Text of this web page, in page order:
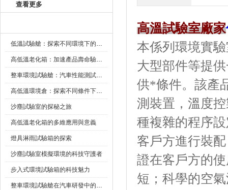
查看更多
低溫試驗艙：探索不同環境下的科技邊界
高低溫老化箱：加速產品壽命驗證的可靠夥伴
整車環境試驗艙：汽車性能測試的設備
高低溫環境倉：探索不同條件下的科學奧秘
沙塵試驗室的探秘之旅
高低溫老化箱的多維應用與意義
燈具淋雨試驗箱的探索
沙塵試驗室模擬環境的科技守護者
步入式環境試驗箱的科技魅力
整車環境試驗艙在汽車研發中的作用
高溫試驗室廠家
本係列環境實驗
大型部件等提
供*條件。該
測裝置，溫
種複雜的程序設定
客戶方進行裝配
證在客戶方的使
短；科學的空